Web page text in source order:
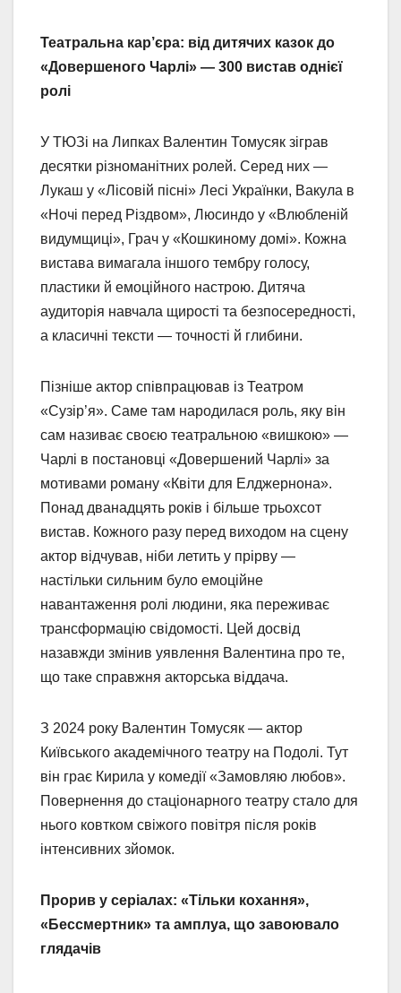
Театральна кар’єра: від дитячих казок до
«Довершеного Чарлі» — 300 вистав однієї
ролі
У ТЮЗі на Липках Валентин Томусяк зіграв
десятки різноманітних ролей. Серед них —
Лукаш у «Лісовій пісні» Лесі Українки, Вакула в
«Ночі перед Різдвом», Люсиндо у «Влюбленій
видумщиці», Грач у «Кошкиному домі». Кожна
вистава вимагала іншого тембру голосу,
пластики й емоційного настрою. Дитяча
аудиторія навчала щирості та безпосередності,
а класичні тексти — точності й глибини.
Пізніше актор співпрацював із Театром
«Сузір’я». Саме там народилася роль, яку він
сам називає своєю театральною «вишкою» —
Чарлі в постановці «Довершений Чарлі» за
мотивами роману «Квіти для Елджернона».
Понад дванадцять років і більше трьохсот
вистав. Кожного разу перед виходом на сцену
актор відчував, ніби летить у прірву —
настільки сильним було емоційне
навантаження ролі людини, яка переживає
трансформацію свідомості. Цей досвід
назавжди змінив уявлення Валентина про те,
що таке справжня акторська віддача.
З 2024 року Валентин Томусяк — актор
Київського академічного театру на Подолі. Тут
він грає Кирила у комедії «Замовляю любов».
Повернення до стаціонарного театру стало для
нього ковтком свіжого повітря після років
інтенсивних зйомок.
Прорив у серіалах: «Тільки кохання»,
«Бессмертник» та амплуа, що завоювало
глядачів